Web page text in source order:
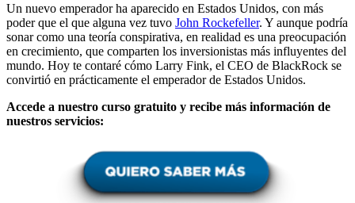
Un nuevo emperador ha aparecido en Estados Unidos, con más
poder que el que alguna vez tuvo John Rockefeller. Y aunque podría
sonar como una teoría conspirativa, en realidad es una preocupación
en crecimiento, que comparten los inversionistas más influyentes del
mundo. Hoy te contaré cómo Larry Fink, el CEO de BlackRock se
convirtió en prácticamente el emperador de Estados Unidos.
Accede a nuestro curso gratuito y recibe más información de
nuestros servicios: